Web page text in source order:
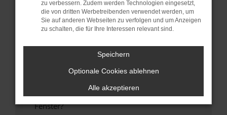
Internetverbindung.
Laden andere Webseiten, zum Beispiel deine
Suchmaschine?
Prüfe deine Browsererweiterungen.
Manche Erweiterungen, wie Werbeblocker,
können das Laden bestimmter Seiten
verhindern. Funktioniert die Seite in einem
anderen Browser oder in einem privaten
Fenster?
zu verbessern. Zudem werden Technologien eingesetzt,
die von dritten Werbetreibenden verwendet werden, um
Sie auf anderen Webseiten zu verfolgen und um Anzeigen
zu schalten, die für Ihre Interessen relevant sind.
Speichern
Optionale Cookies ablehnen
Alle akzeptieren